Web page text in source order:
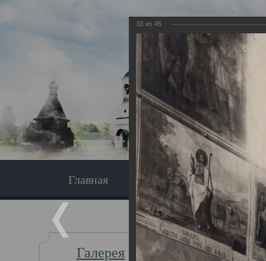
Главная Экскурсия
Галерея
Главная
33 из 45